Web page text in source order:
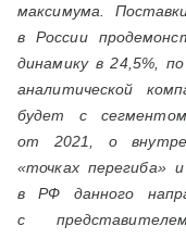
максимума.
в России
динамику в 24,5%,
аналитической
будет с
от 2021, о
«точках перегиба»
в РФ данного
с